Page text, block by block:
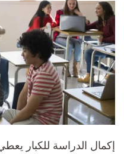
إكمال الدراسة للكبار